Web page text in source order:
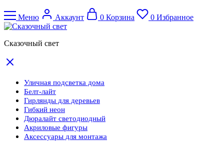
Меню Аккаунт 0 Корзина 0 Избранное
Сказочный свет
Уличная подсветка дома
Белт-лайт
Гирлянды для деревьев
Гибкий неон
Дюралайт светодиодный
Акриловые фигуры
Аксессуары для монтажа